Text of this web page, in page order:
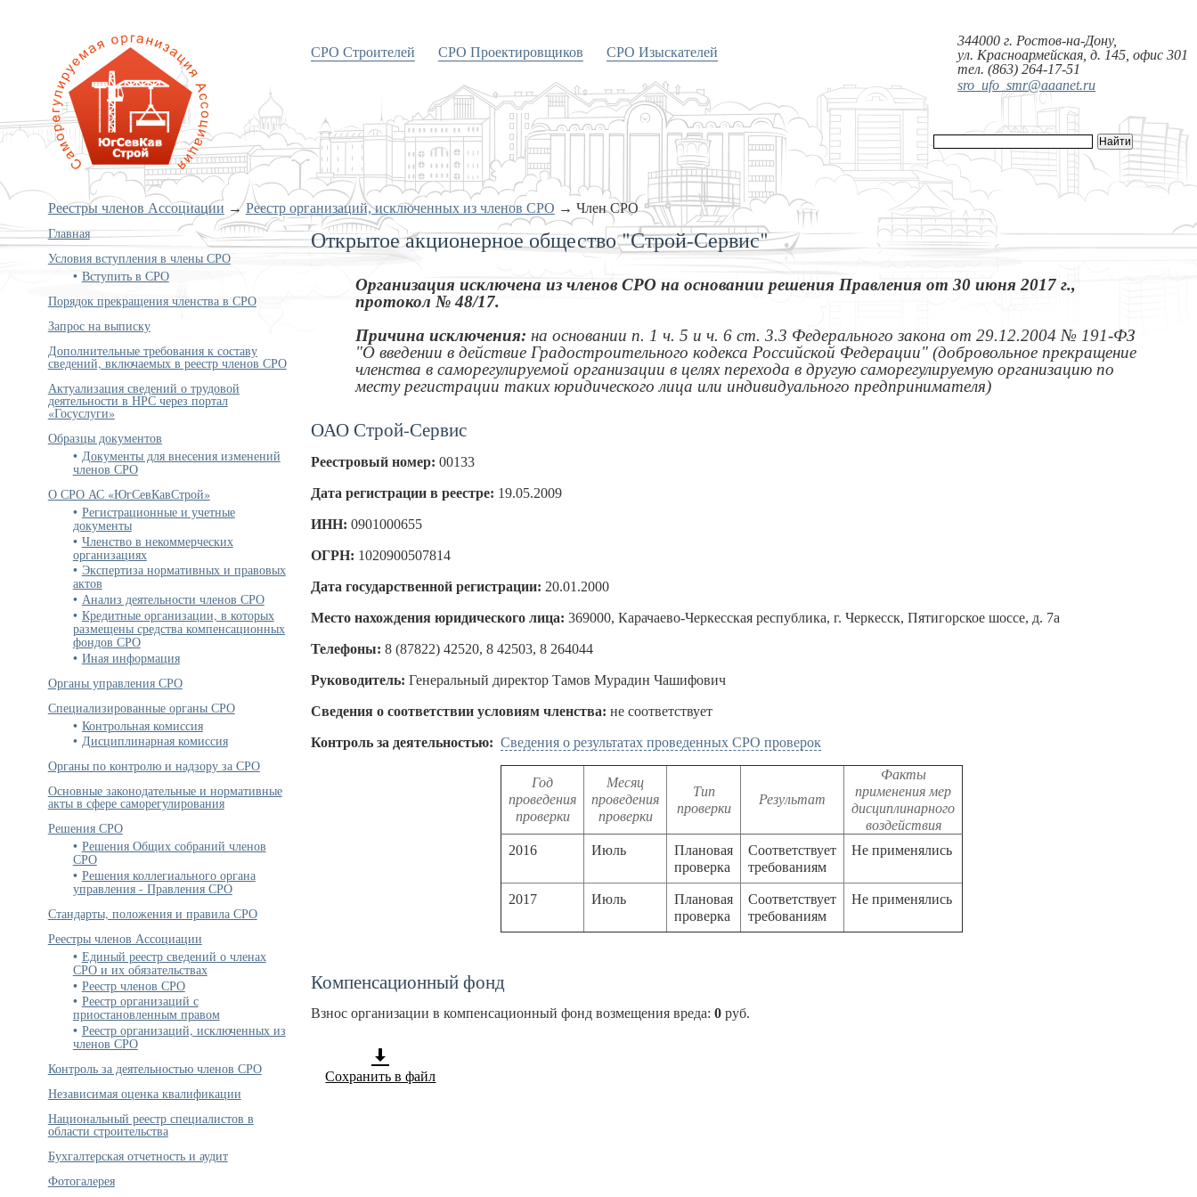
«Объединение строителей
Южного и Северо-Кавказского
округов»
СРО Строителей СРО Проектировщиков СРО Изыскателей
Реестры членов Ассоциации →Реестр организаций, исключенных из членов СРО → Член СРО
344000 г. Ростов-на-Дону,
ул. Красноармейская, д. 145, офис 301
тел. (863) 264-17-51
sro_ufo_smr@aaanet.ru
Главная
Условия вступления в члены СРО
Вступить в СРО
Порядок прекращения членства в СРО
Запрос на выписку
Дополнительные требования к составу
сведений, включаемых в реестр членов СРО
Актуализация сведений о трудовой
деятельности в НРС через портал
«Госуслуги»
Образцы документов
Документы для внесения изменений
членов СРО
О СРО АС «ЮгСевКавСтрой»
Регистрационные и учетные
документы
Членство в некоммерческих
организациях
Экспертиза нормативных и правовых
актов
Анализ деятельности членов СРО
Кредитные организации, в которых
размещены средства компенсационных
фондов СРО
Иная информация
Органы управления СРО
Специализированные органы СРО
Контрольная комиссия
Дисциплинарная комиссия
Органы по контролю и надзору за СРО
Основные законодательные и нормативные
акты в сфере саморегулирования
Решения СРО
Решения Общих собраний членов
СРО
Решения коллегиального органа
управления - Правления СРО
Стандарты, положения и правила СРО
Реестры членов Ассоциации
Единый реестр сведений о членах
СРО и их обязательствах
Реестр членов СРО
Реестр организаций с
приостановленным правом
Реестр организаций, исключенных из
членов СРО
Контроль за деятельностью членов СРО
Независимая оценка квалификации
Национальный реестр специалистов в
области строительства
Бухгалтерская отчетность и аудит
Фотогалерея
Открытое акционерное общество "Строй-Сервис"
Организация исключена из членов СРО на основании решения Правления от 30 июня 2017 г.,
протокол № 48/17.
Причина исключения: на основании п. 1 ч. 5 и ч. 6 ст. 3.3 Федерального закона от 29.12.2004 № 191-ФЗ
"О введении в действие Градостроительного кодекса Российской Федерации" (добровольное прекращение
членства в саморегулируемой организации в целях перехода в другую саморегулируемую организацию по
месту регистрации таких юридического лица или индивидуального предпринимателя)
ОАО Строй-Сервис
Реестровый номер: 00133
Дата регистрации в реестре: 19.05.2009
ИНН: 0901000655
ОГРН: 1020900507814
Дата государственной регистрации: 20.01.2000
Место нахождения юридического лица: 369000, Карачаево-Черкесская республика, г. Черкесск, Пятигорское шоссе, д. 7а
Телефоны: 8 (87822) 42520, 8 42503, 8 264044
Руководитель: Генеральный директор Тамов Мурадин Чашифович
Сведения о соответствии условиям членства: не соответствует
Контроль за деятельностью: Сведения о результатах проведенных СРО проверок
Год
проведения
проверки
Месяц
проведения
проверки
Тип
проверки
Результат
Факты
применения мер
дисциплинарного
воздействия
2016
Июль
Плановая
проверка
Соответствует
требованиям
Не применялись
2017 Июль
Плановая
проверка
Соответствует
требованиям
Не применялись
Компенсационный фонд
Взнос организации в компенсационный фонд возмещения вреда:0 руб.
Сохранить в файл